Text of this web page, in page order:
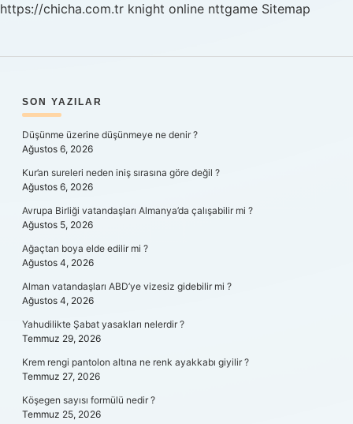
https://chicha.com.tr knight online nttgame Sitemap
SIDEBAR
SON YAZILAR
Düşünme üzerine düşünmeye ne denir ?
Ağustos 6, 2026
Kur’an sureleri neden iniş sırasına göre değil ?
Ağustos 6, 2026
Avrupa Birliği vatandaşları Almanya’da çalışabilir mi ?
Ağustos 5, 2026
Ağaçtan boya elde edilir mi ?
Ağustos 4, 2026
Alman vatandaşları ABD’ye vizesiz gidebilir mi ?
Ağustos 4, 2026
Yahudilikte Şabat yasakları nelerdir ?
Temmuz 29, 2026
Krem rengi pantolon altına ne renk ayakkabı giyilir ?
Temmuz 27, 2026
Köşegen sayısı formülü nedir ?
Temmuz 25, 2026